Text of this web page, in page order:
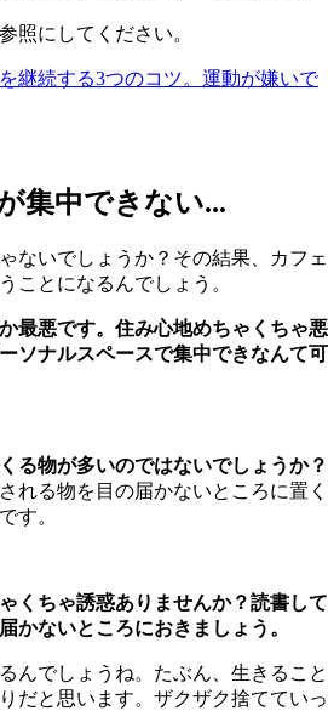
照にしてください。
継続する3つのコツ。運動が嫌いで
集中できない...
ないでしょうか？その結果、カフェ
ことになるんでしょう。
最悪です。住み心地めちゃくちゃ悪
ソナルスペースで集中できなんて可
る物が多いのではないでしょうか？
れる物を目の届かないところに置く
す。
くちゃ誘惑ありませんか？読書して
かないところにおきましょう。
んでしょうね。たぶん、生きること
だと思います。ザクザク捨てていっ